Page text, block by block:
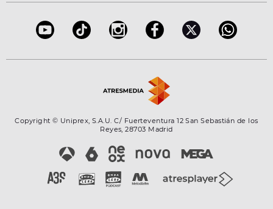
Copyright © Uniprex, S.A.U. C/ Fuerteventura 12 San Sebastián de los
Reyes, 28703 Madrid